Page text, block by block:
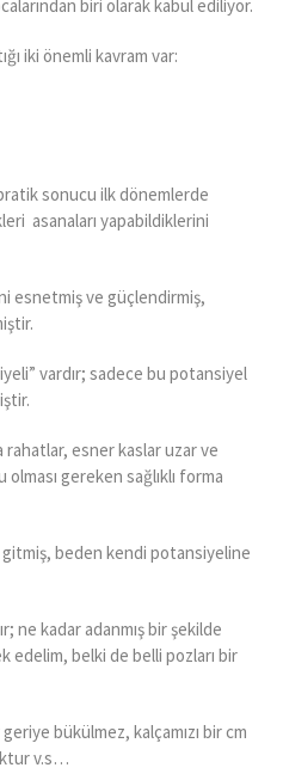
biri olarak kabul ediliyor.
iki önemli kavram var:
sonucu ilk dönemlerde
asanaları yapabildiklerini
esnetmiş ve güçlendirmiş,
vardır; sadece bu potansiyel
esner kaslar uzar ve
gereken sağlıklı forma
beden kendi potansiyeline
ne kadar adanmış bir şekilde
edelim, belki de belli pozları bir
bükülmez, kalçamızı bir cm
v.s…